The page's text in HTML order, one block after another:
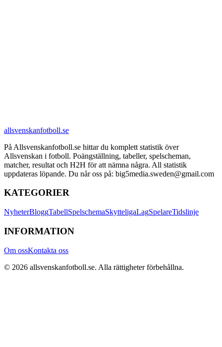
allsvenskanfotboll.se
På Allsvenskanfotboll.se hittar du komplett statistik över
Allsvenskan i fotboll. Poängställning, tabeller, spelscheman,
matcher, resultat och H2H för att nämna några. All statistik
uppdateras löpande. Du når oss på: big5media.sweden@gmail.com
KATEGORIER
NyheterBloggTabellSpelschemaSkytteligaLagSpelareTidslinje
INFORMATION
Om ossKontakta oss
© 2026 allsvenskanfotboll.se. Alla rättigheter förbehållna.